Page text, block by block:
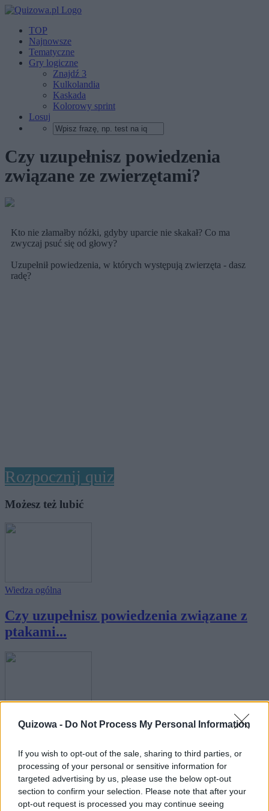
Quizowa - Do Not Process My Personal Information
If you wish to opt-out of the sale, sharing to third parties, or
processing of your personal or sensitive information for
targeted advertising by us, please use the below opt-out
section to confirm your selection. Please note that after your
opt-out request is processed you may continue seeing
TOP
Najnowsze
Tematyczne
Gry logiczne
Znajdź 3
Kulkolandia
Kaskada
Kolorowy sprint
Losuj
Czy uzupełnisz powiedzenia
związane ze zwierzętami?
Kto nie złamałby nóżki, gdyby uparcie nie skakał? Co ma
zwyczaj psuć się od głowy?
Uzupełnił powiedzenia, w których występują zwierzęta - dasz
radę?
Rozpocznij quiz
Możesz też lubić
Wiedza ogólna
Czy uzupełnisz powiedzenia związane z
ptakami...
Wiedza ogólna
jedzeni...